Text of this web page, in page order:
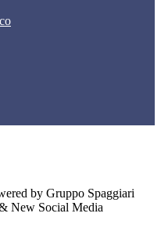
by Gruppo Spaggiari
New Social Media